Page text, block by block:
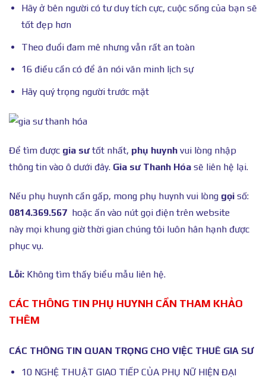
Hãy ở bên người có tư duy tích cực, cuộc sống của bạn sẽ
tốt đẹp hơn
Theo đuổi đam mê nhưng vẫn rất an toàn
16 điều cần có để ăn nói văn minh lịch sự
Hãy quý trọng người trước mặt
Để tìm được gia sưtốt nhất, phụ huynh vui lòng nhập
thông tin vào ô dưới đây. Gia sư Thanh Hóa sẽ liên hệ lại.
Nếu phụ huynh cần gấp, mong phụ huynh vui lòng gọi số:
0814.369.567 hoặc ấn vào nút gọi điện trên website
này mọi khung giờ thời gian chúng tôi luôn hân hạnh được
phục vụ.
Lỗi: Không tìm thấy biểu mẫu liên hệ.
CÁC THÔNG TIN PHỤ HUYNH CẦN THAM KHẢO
THÊM
CÁC THÔNG TIN QUAN TRỌNG CHO VIỆC THUÊ GIA SƯ
10 NGHỆ THUẬT GIAO TIẾP CỦA PHỤ NỮ HIỆN ĐẠI